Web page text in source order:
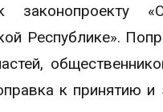
к
Республике».
к принятию